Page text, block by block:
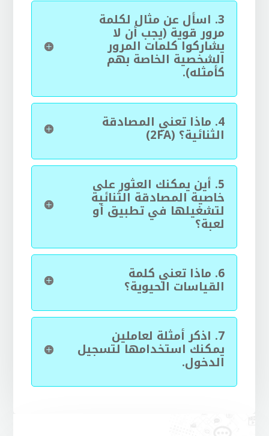
3. اسأل عن مثال لكلمة
مرور قوية (يجب أن لا
يشاركوا كلمات المرور
الشخصية الخاصة بهم
كأمثله).
4. ماذا تعني المصادقة
الثنائية؟ (2FA)
5. أين يمكنك العثور على
خاصية المصادقة الثنائية
لتشغيلها في تطبيق أو
لعبة؟
6. ماذا تعني كلمة
القياسات الحيوية؟
7. اذكر أمثلة لعاملين
يمكنك استخدامها لتسجيل
الدخول.